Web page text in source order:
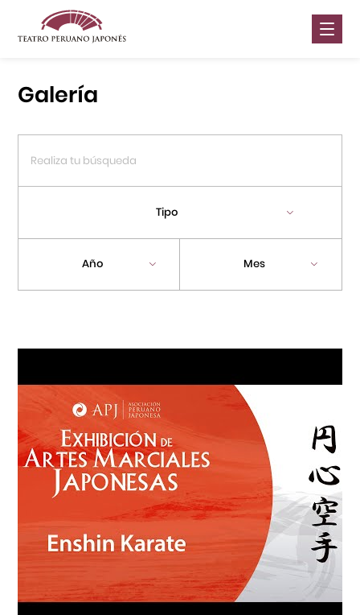
Centro Cultural Peruano Japonés
Teatro Peruano Japonés
Galería
Tipo
Año Mes